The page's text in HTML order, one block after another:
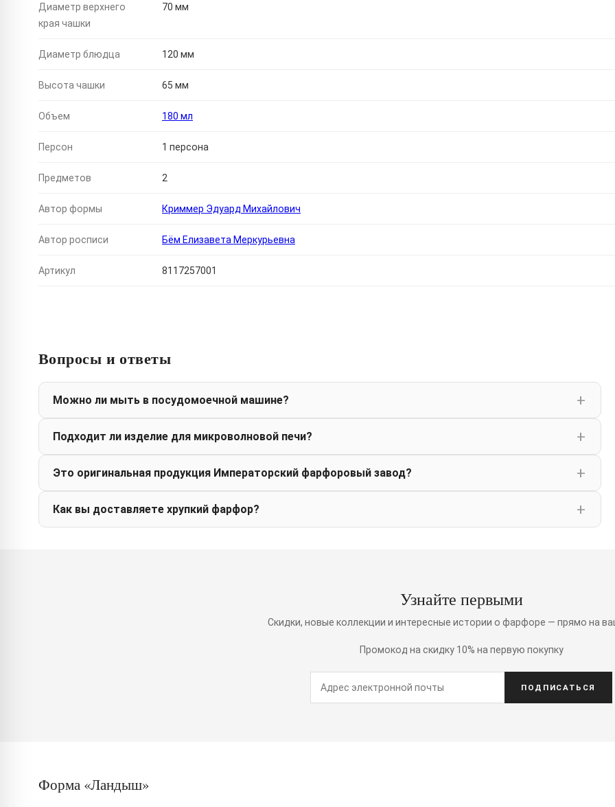
Диаметр верхнего
края чашки
70 мм
Диаметр блюдца 120 мм
Высота чашки 65 мм
Объем 180 мл
Персон 1 персона
Предметов 2
Автор формы Криммер Эдуард Михайлович
Автор росписи Бём Елизавета Меркурьевна
Артикул 8117257001
Вопросы и ответы
Можно ли мыть в посудомоечной машине?
Подходит ли изделие для микроволновой печи?
Это оригинальная продукция Императорский фарфоровый завод?
Как вы доставляете хрупкий фарфор?
Узнайте первыми
Скидки, новые коллекции и интересные истории о фарфоре — прямо на
Промокод на скидку 10% на первую покупку
ПОДПИСАТЬСЯ
Форма «Ландыш»